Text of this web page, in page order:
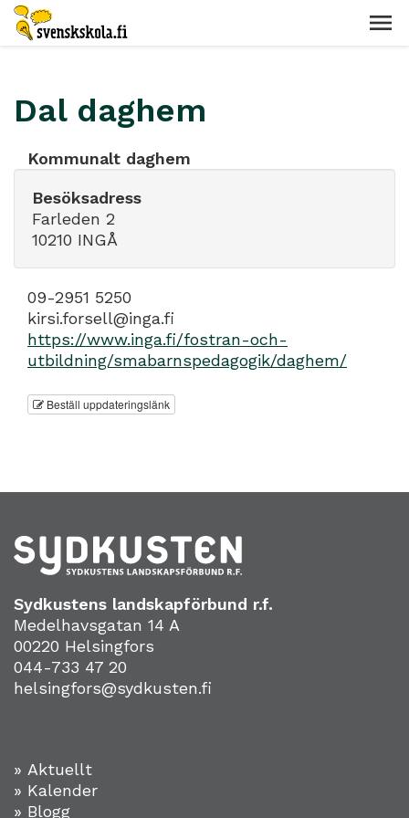
Dal daghem
Kommunalt daghem
Besöksadress
Farleden 2
10210 INGÅ
09-2951 5250
kirsi.forsell@inga.fi
https://www.inga.fi/fostran-och-
utbildning/smabarnspedagogik/daghem/
Beställ uppdateringslänk
Sydkustens landskapförbund r.f.
Medelhavsgatan 14 A
00220 Helsingfors
044-733 47 20
helsingfors@sydkusten.fi
» Aktuellt
» Kalender
» Blogg